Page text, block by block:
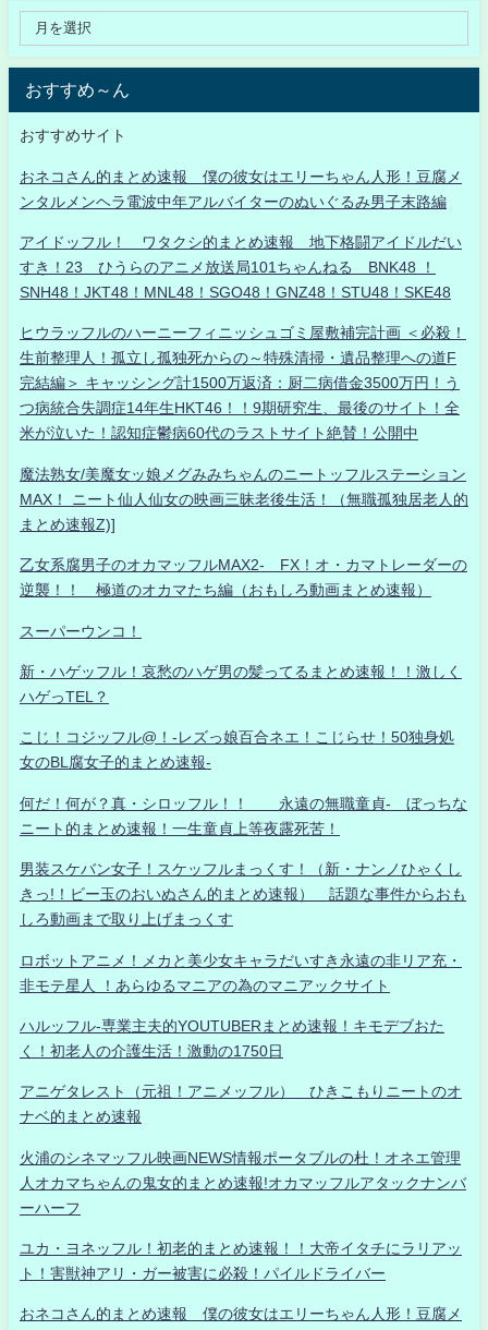
おすすめ～ん
おすすめサイト
おネコさん的まとめ速報 僕の彼女はエリーちゃん人形！豆腐メ
ンタルメンヘラ電波中年アルバイターのぬいぐるみ男子末路編
アイドッフル！ ワタクシ的まとめ速報 地下格闘アイドルだい
すき！23 ひうらのアニメ放送局101ちゃんねる BNK48 ！
SNH48！JKT48！MNL48！SGO48！GNZ48！STU48！SKE48
ヒウラッフルのハーニーフィニッシュゴミ屋敷補完計画 ＜必殺！
生前整理人！孤立し孤独死からの～特殊清掃・遺品整理への道F
完結編＞ キャッシング計1500万返済：厨二病借金3500万円！う
つ病統合失調症14年生HKT46！！9期研究生、最後のサイト！全
米が泣いた！認知症鬱病60代のラストサイト絶賛！公開中
魔法熟女/美魔女ッ娘メグみみちゃんのニートッフルステーション
MAX！ ニート仙人仙女の映画三昧老後生活！（無職孤独居老人的
まとめ速報Z)]
乙女系腐男子のオカマッフルMAX2- FX！オ・カマトレーダーの
逆襲！！ 極道のオカマたち編（おもしろ動画まとめ速報）
スーパーウンコ！
新・ハゲッフル！哀愁のハゲ男の髪ってるまとめ速報！！激しく
ハゲっTEL？
こじ！コジッフル@！-レズっ娘百合ネエ！こじらせ！50独身処
女のBL腐女子的まとめ速報-
何だ！何が？真・シロッフル！！ 永遠の無職童貞- ぼっちな
ニート的まとめ速報！一生童貞上等夜露死苦！
男装スケバン女子！スケッフルまっくす！（新・ナンノひゃくし
きっ!！ビー玉のおいぬさん的まとめ速報） 話題な事件からおも
しろ動画まで取り上げまっくす
ロボットアニメ！メカと美少女キャラだいすき永遠の非リア充・
非モテ星人 ！あらゆるマニアの為のマニアックサイト
ハルッフル-専業主夫的YOUTUBERまとめ速報！キモデブおた
く！初老人の介護生活！激動の1750日
アニゲタレスト（元祖！アニメッフル） ひきこもりニートのオ
ナベ的まとめ速報
火浦のシネマッフル映画NEWS情報ポータブルの杜！オネエ管理
人オカマちゃんの鬼女的まとめ速報!オカマッフルアタックナンバ
ーハーフ
ユカ・ヨネッフル！初老的まとめ速報！！大帝イタチにラリアッ
ト！害獣神アリ・ガー被害に必殺！パイルドライバー
おネコさん的まとめ速報 僕の彼女はエリーちゃん人形！豆腐メ